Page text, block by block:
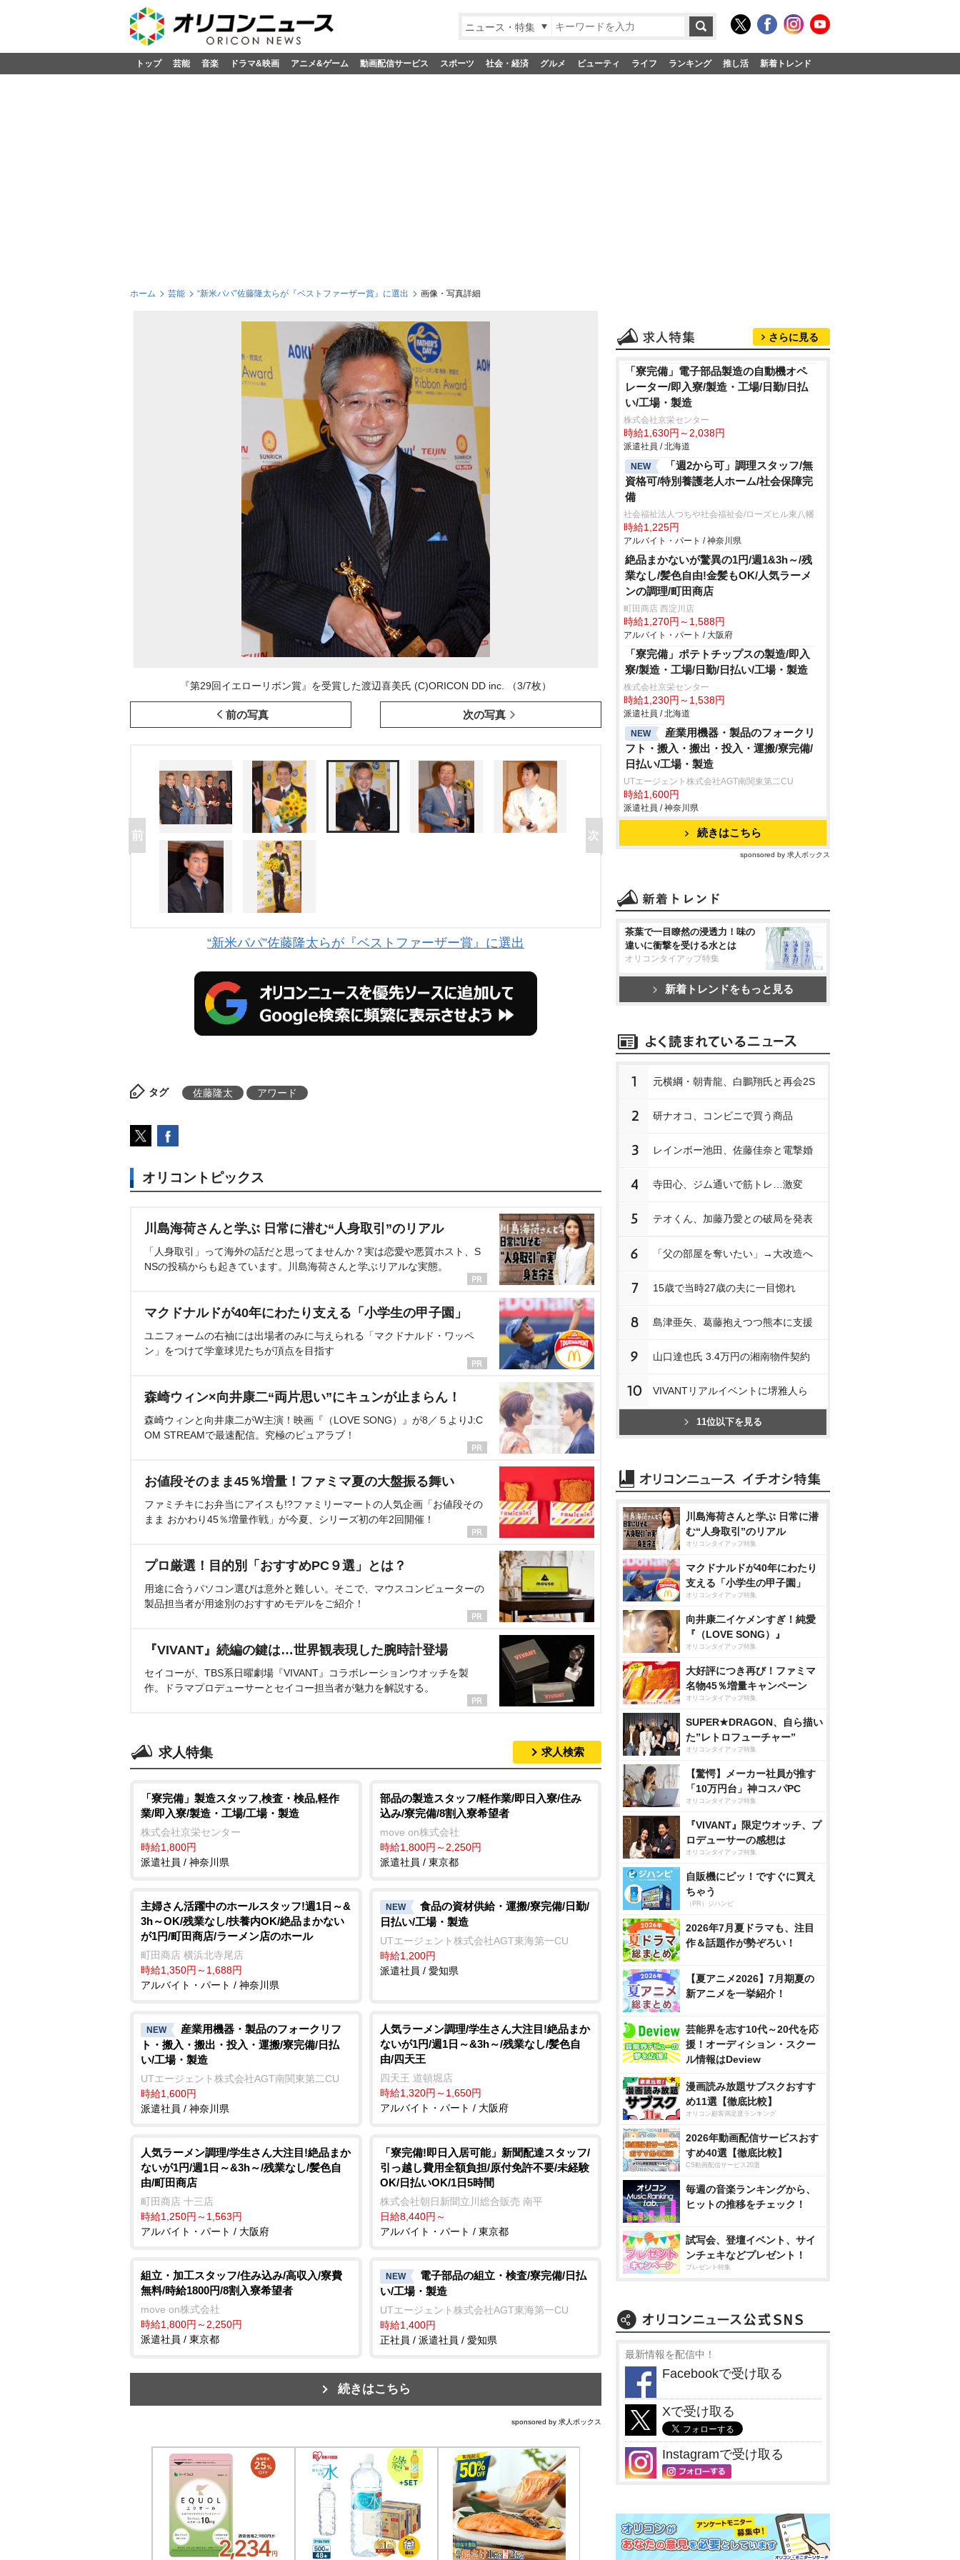
ニュース・特集
トップ 芸能 音楽 ドラマ&映画 アニメ&ゲーム 動画配信サービス スポーツ 社会・経済 グルメ ビューティ ライフ ランキング 推し活 新着トレンド
ホーム 芸能 “新米パパ”佐藤隆太らが『ベストファーザー賞』に選出 画像・写真詳細
『第29回イエローリボン賞』を受賞した渡辺喜美氏 (C)ORICON DD inc. （3/7枚）
前の写真 次の写真
“新米パパ”佐藤隆太らが『ベストファーザー賞』に選出
タグ 佐藤隆太 アワード
オリコントピックス
川島海荷さんと学ぶ 日常に潜む“人身取引”のリアル
「人身取引」って海外の話だと思ってませんか？実は恋愛や悪質ホスト、S
NSの投稿からも起きています。川島海荷さんと学ぶリアルな実態。
マクドナルドが40年にわたり支える「小学生の甲子園」
ユニフォームの右袖には出場者のみに与えられる「マクドナルド・ワッペ
ン」をつけて学童球児たちが頂点を目指す
森崎ウィン×向井康二“両片思い”にキュンが止まらん！
森崎ウィンと向井康二がW主演！映画『（LOVE SONG）』が8／５よりJ:C
OM STREAMで最速配信。究極のピュアラブ！
お値段そのまま45％増量！ファミマ夏の大盤振る舞い
ファミチキにお弁当にアイスも!?ファミリーマートの人気企画「お値段その
まま おかわり45％増量作戦」が今夏、シリーズ初の年2回開催！
プロ厳選！目的別「おすすめPC９選」とは？
用途に合うパソコン選びは意外と難しい。そこで、マウスコンピューターの
製品担当者が用途別のおすすめモデルをご紹介！
『VIVANT』続編の鍵は…世界観表現した腕時計登場
セイコーが、TBS系日曜劇場『VIVANT』コラボレーションウオッチを製
作。ドラマプロデューサーとセイコー担当者が魅力を解説する。
求人特集 求人検索
「寮完備」製造スタッフ,検査・検品,軽作
業/即入寮/製造・工場/工場・製造
株式会社京栄センター
時給1,800円
派遣社員 / 神奈川県
部品の製造スタッフ/軽作業/即日入寮/住み
込み/寮完備/8割入寮希望者
move on株式会社
時給1,800円～2,250円
派遣社員 / 東京都
主婦さん活躍中のホールスタッフ!週1日～&
3h～OK/残業なし/扶養内OK/絶品まかない
が1円/町田商店/ラーメン店のホール
町田商店 横浜北寺尾店
時給1,350円～1,688円
アルバイト・パート / 神奈川県
NEW
食品の資材供給・運搬/寮完備/日勤/
日払い/工場・製造
UTエージェント株式会社AGT東海第一CU
時給1,200円
派遣社員 / 愛知県
NEW
産業用機器・製品のフォークリフ
ト・搬入・搬出・投入・運搬/寮完備/日払
い/工場・製造
UTエージェント株式会社AGT南関東第二CU
時給1,600円
派遣社員 / 神奈川県
人気ラーメン調理/学生さん大注目!絶品まか
ないが1円/週1日～&3h～/残業なし/髪色自
由/四天王
四天王 道頓堀店
時給1,320円～1,650円
アルバイト・パート / 大阪府
人気ラーメン調理/学生さん大注目!絶品まか
ないが1円/週1日～&3h～/残業なし/髪色自
由/町田商店
町田商店 十三店
時給1,250円～1,563円
アルバイト・パート / 大阪府
「寮完備!即日入居可能」新聞配達スタッフ/
引っ越し費用全額負担/原付免許不要/未経験
OK/日払いOK/1日5時間
株式会社朝日新聞立川総合販売 南平
日給8,440円～
アルバイト・パート / 東京都
組立・加工スタッフ/住み込み/高収入/寮費
無料/時給1800円/8割入寮希望者
move on株式会社
時給1,800円～2,250円
派遣社員 / 東京都
NEW
電子部品の組立・検査/寮完備/日払
い/工場・製造
UTエージェント株式会社AGT東海第一CU
時給1,400円
正社員 / 派遣社員 / 愛知県
続きはこちら
sponsored by 求人ボックス
さらに見る
「寮完備」電子部品製造の自動機オペ
レーター/即入寮/製造・工場/日勤/日払
い/工場・製造
株式会社京栄センター
時給1,630円～2,038円
派遣社員 / 北海道
NEW
「週2から可」調理スタッフ/無
資格可/特別養護老人ホーム/社会保障完
備
社会福祉法人つちや社会福祉会/ローズヒル東八幡
時給1,225円
アルバイト・パート / 神奈川県
絶品まかないが驚異の1円/週1&3h～/残
業なし/髪色自由!金髪もOK/人気ラーメ
ンの調理/町田商店
町田商店 西淀川店
時給1,270円～1,588円
アルバイト・パート / 大阪府
「寮完備」ポテトチップスの製造/即入
寮/製造・工場/日勤/日払い/工場・製造
株式会社京栄センター
時給1,230円～1,538円
派遣社員 / 北海道
NEW
産業用機器・製品のフォークリ
フト・搬入・搬出・投入・運搬/寮完備/
日払い/工場・製造
UTエージェント株式会社AGT南関東第二CU
時給1,600円
派遣社員 / 神奈川県
続きはこちら
sponsored by 求人ボックス
茶葉で一目瞭然の浸透力！味の
違いに衝撃を受ける水とは
オリコンタイアップ特集
新着トレンドをもっと見る
1 元横綱・朝青龍、白鵬翔氏と再会2S
2 研ナオコ、コンビニで買う商品
3 レインボー池田、佐藤佳奈と電撃婚
4 寺田心、ジム通いで筋トレ…激変
5 テオくん、加藤乃愛との破局を発表
6 「父の部屋を奪いたい」→大改造へ
7 15歳で当時27歳の夫に一目惚れ
8 島津亜矢、葛藤抱えつつ熊本に支援
9 山口達也氏 3.4万円の湘南物件契約
10 VIVANTリアルイベントに堺雅人ら
11位以下を見る
川島海荷さんと学ぶ 日常に潜
む“人身取引”のリアル
オリコンタイアップ特集
マクドナルドが40年にわたり
支える「小学生の甲子園」
オリコンタイアップ特集
向井康二イケメンすぎ！純愛
『（LOVE SONG）』
オリコンタイアップ特集
大好評につき再び！ファミマ
名物45％増量キャンペーン
オリコンタイアップ特集
SUPER★DRAGON、自ら描い
た”レトロフューチャー”
オリコンタイアップ特集
【驚愕】メーカー社員が推す
「10万円台」神コスパPC
オリコンタイアップ特集
『VIVANT』限定ウオッチ、プ
ロデューサーの感想は
オリコンタイアップ特集
自販機にピッ！ですぐに買え
ちゃう
（PR）ジハンピ
2026年7月夏ドラマも、注目
作＆話題作が勢ぞろい！
【夏アニメ2026】7月期夏の
新アニメを一挙紹介！
芸能界を志す10代～20代を応
援！オーディション・スクー
ル情報はDeview
漫画読み放題サブスクおすす
め11選【徹底比較】
オリコン顧客満足度ランキング
2026年動画配信サービスおす
すめ40選【徹底比較】
CS動画配信サービス20選
毎週の音楽ランキングから、
ヒットの推移をチェック！
試写会、登壇イベント、サイ
ンチェキなどプレゼント！
プレゼント特集
最新情報を配信中！
Facebookで受け取る
Xで受け取る
Instagramで受け取る